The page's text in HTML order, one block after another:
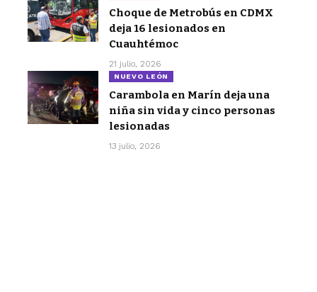
Choque de Metrobús en CDMX
deja 16 lesionados en
Cuauhtémoc
21 julio, 2026
NUEVO LEÓN
Carambola en Marín deja una
niña sin vida y cinco personas
lesionadas
13 julio, 2026